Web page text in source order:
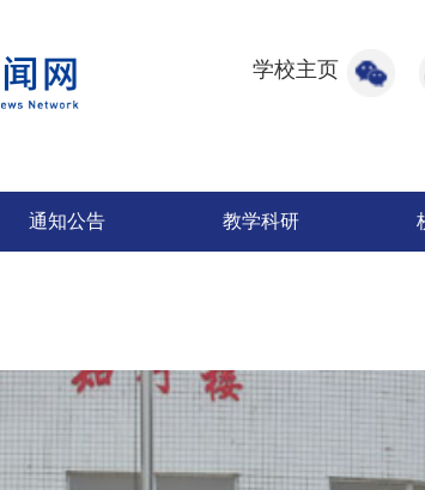
学校主页
通知公告 教学科研